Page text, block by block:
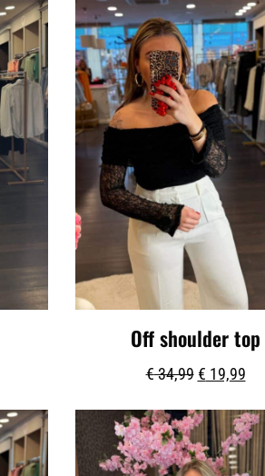
Off shoulder top
€34,99 € 19,99